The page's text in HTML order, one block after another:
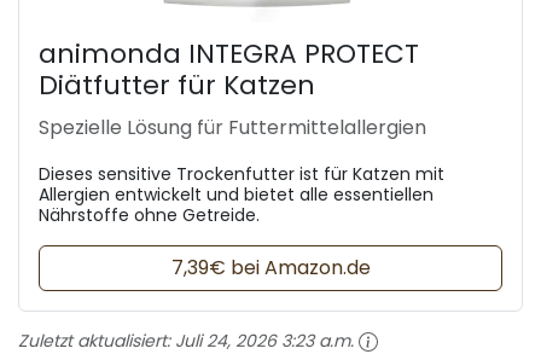
animonda INTEGRA PROTECT
Diätfutter für Katzen
Spezielle Lösung für Futtermittelallergien
Dieses sensitive Trockenfutter ist für Katzen mit
Allergien entwickelt und bietet alle essentiellen
Nährstoffe ohne Getreide.
7,39€ bei Amazon.de
Zuletzt aktualisiert: Juli 24, 2026 3:23 a.m.